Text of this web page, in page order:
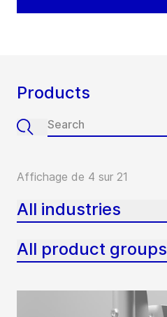
Products
Affichage de 4 sur 21
All industries
All product groups